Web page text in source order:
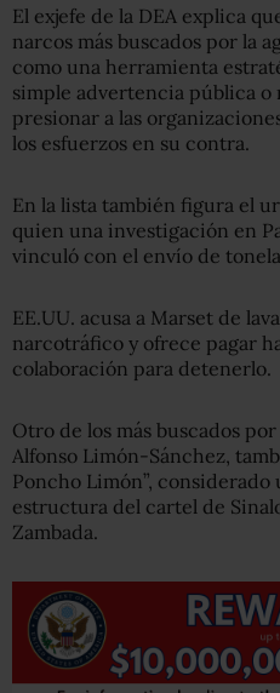
El exjefe de la DEA explica
narcos más buscados por la
como una herramienta
simple advertencia pública o
presionar a las
los esfuerzos en su contra.
En la lista también figura el
quien una investigación en
vinculó con el envío de
EE.UU. acusa a Marset de
narcotráfico y ofrece pagar
colaboración para detenerlo.
Otro de los más buscados
Alfonso Limón-Sánchez,
Poncho Limón”, considerado
estructura del cartel de
Zambada.